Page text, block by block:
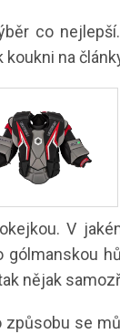
co
na
V
nějak
způsobu se